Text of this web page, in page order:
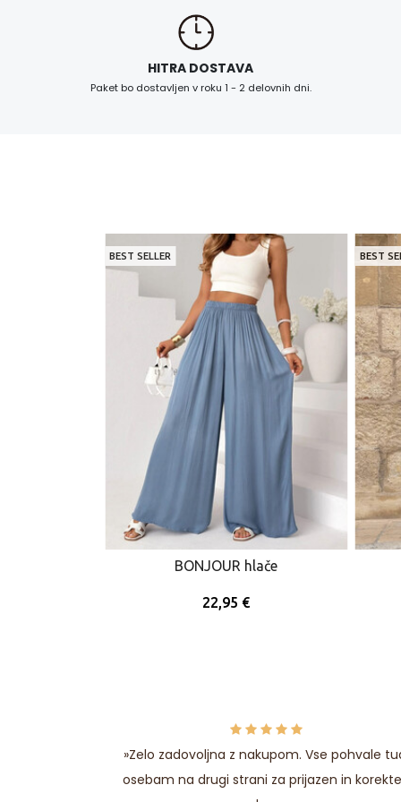
HITRA DOSTAVA
Paket bo dostavljen v roku 1 - 2 delovnih dni.
BEST SELLER
BONJOUR hlače
22,95 €
BEST
»Zelo zadovoljna z nakupom. Vse pohvale
osebam na drugi strani za prijazen in